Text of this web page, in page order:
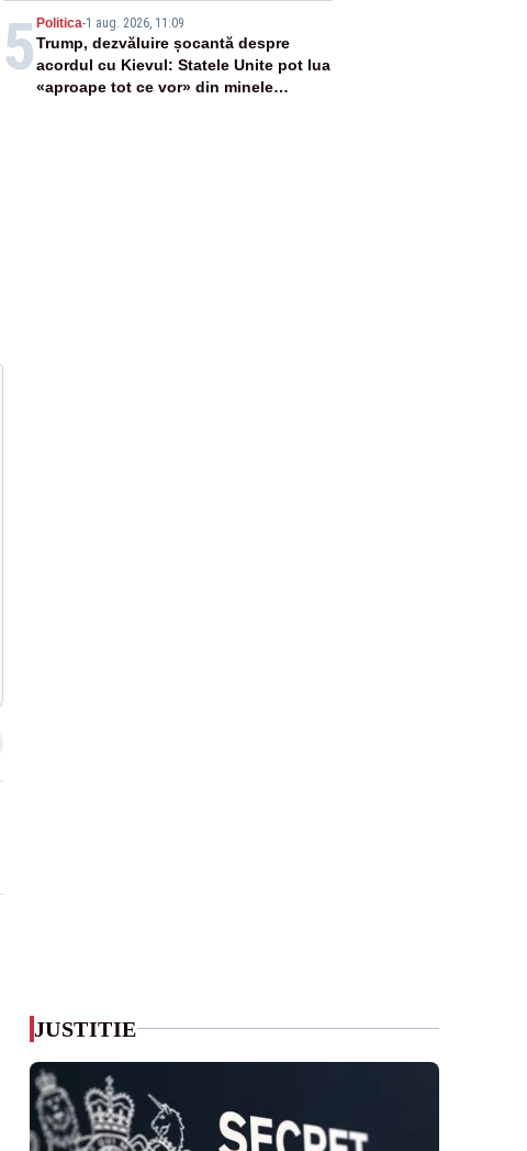
5 Politica-1 aug. 2026, 11:09
Trump, dezvăluire șocantă despre
acordul cu Kievul: Statele Unite pot lua
«aproape tot ce vor» din minele
JUSTITIE